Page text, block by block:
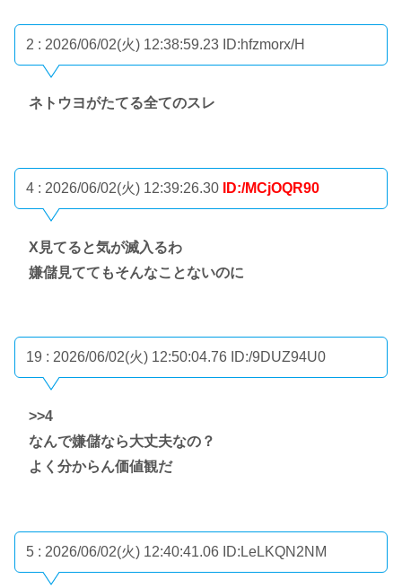
2 : 2026/06/02(火) 12:38:59.23 ID:hfzmorx/H
ネトウヨがたてる全てのスレ
4 : 2026/06/02(火) 12:39:26.30 ID:/MCjOQR90
X見てると気が滅入るわ
嫌儲見ててもそんなことないのに
19 : 2026/06/02(火) 12:50:04.76 ID:/9DUZ94U0
>>4
なんで嫌儲なら大丈夫なの？
よく分からん価値観だ
5 : 2026/06/02(火) 12:40:41.06 ID:LeLKQN2NM